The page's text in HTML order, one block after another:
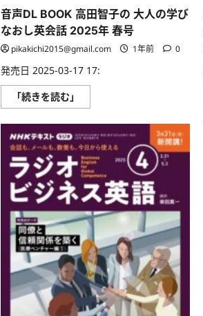
ー
ス、
そ
て
い
水
能
ど、
さ
ま
ざ
ま
な
特
徴
を
持
っ
て
い
ま
す!
に
つ
い
て
さ
音声DL BOOK 高田智子の 大人の学び
なおし英会話 2025年 春号
pikakichi2015@gmail.com 1年前 0
発売日 2025-03-17 17:
「続きを読む」
声
BOOK
高
田
智
子
の
大
人
の
学
び
な
お
し
英
会
話
2025
年
春